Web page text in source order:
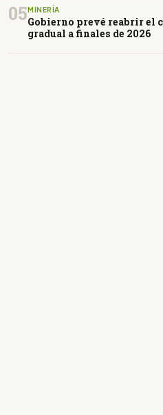
05MINERÍA
Gobierno prevé reabrir el
gradual a finales de 2026